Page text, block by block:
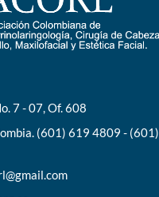
7 - 07, Of. 608
(601) 619 4809 - (601)